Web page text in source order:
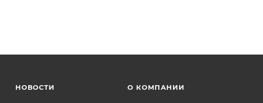
НОВОСТИ О КОМПАНИИ